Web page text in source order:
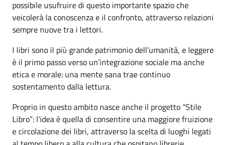
possibile usufruire di questo importante spazio che
veicolerà la conoscenza e il confronto, attraverso relazioni
sempre nuove tra i lettori.
I libri sono il più grande patrimonio dell’umanità, e leggere
è il primo passo verso un’integrazione sociale ma anche
etica e morale: una mente sana trae continuo
sostentamento dalla lettura.
Proprio in questo ambito nasce anche il progetto “Stile
Libro”: l’idea è quella di consentire una maggiore fruizione
e circolazione dei libri, attraverso la scelta di luoghi legati